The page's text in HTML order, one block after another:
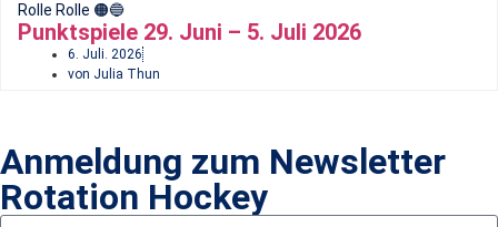
Rolle Rolle 🟠​🔵
Punktspiele 29. Juni – 5. Juli 2026
6. Juli. 2026
von Julia Thun
Anmeldung zum Newsletter
Rotation Hockey